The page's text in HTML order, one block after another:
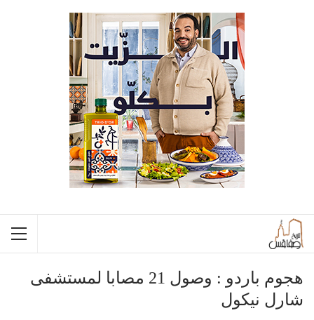
هجوم باردو : وصول 21 مصابا لمستشفى
شارل نيكول